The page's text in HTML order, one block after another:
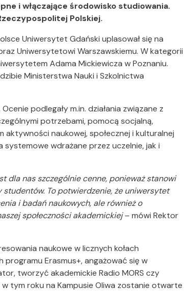
i włączające środowisko studiowania.
Polskiej.
Uniwersytet Gdański uplasował się na
Uniwersytetowi Warszawskiemu. W kategorii
Adama Mickiewicza w Poznaniu.
Ministerstwa Nauki i Szkolnictwa
podlegały m.in. działania związane z
potrzebami, pomocą socjalną,
aktywności naukowej, społecznej i kulturalnej
wdrażane przez uczelnie, jak i
dla nas szczególnie cenne, ponieważ stanowi
To potwierdzenie, że uniwersytet
i badań naukowych, ale również o
społeczności akademickiej– mówi Rektor
naukowe w licznych kołach
Erasmus+, angażować się w
tworzyć akademickie Radio MORS czy
tym roku na Kampusie Oliwa zostanie otwarte